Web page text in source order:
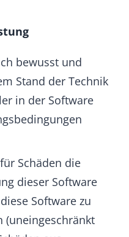
Software
eine
werden.
der frei
License
Internetseite
angeben,
ist. Vor